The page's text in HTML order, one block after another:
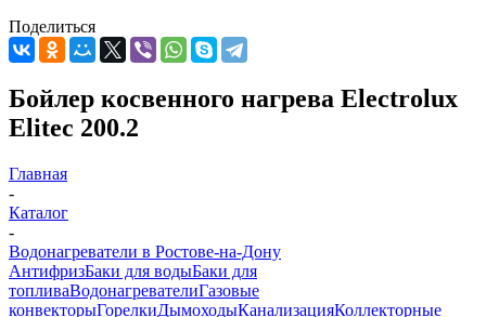
Поделиться
Бойлер косвенного нагрева Electrolux
Elitec 200.2
Главная
-
Каталог
-
Водонагреватели в Ростове-на-Дону
АнтифризБаки для водыБаки для
топливаВодонагревателиГазовые
конвекторыГорелкиДымоходыКанализацияКоллекторные